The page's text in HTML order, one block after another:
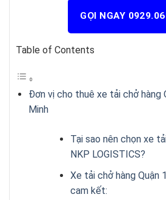
GỌI NGAY
Table of Contents
Đơn vị cho thuê xe tải chở hàng
Minh
Tại sao nên chọn xe
NKP LOGISTICS?
Xe tải chở hàng Quận
cam kết: